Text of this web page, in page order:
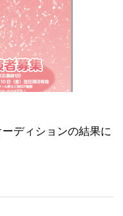
ディションの結果に